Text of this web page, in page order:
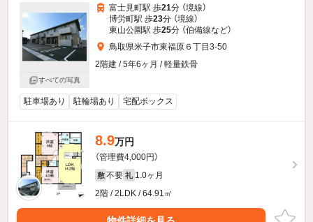
すべての写真
富士見町駅 歩21分 （境線）
博労町駅 歩23分 （境線）
東山公園駅 歩25分 （伯備線など）
鳥取県米子市東福原６丁目3-50
2階建 / 5年6ヶ月 / 軽量鉄骨
駐車場あり 駐輪場あり 宅配ボックス
8.9万円
（管理費4,000円）
敷 不要 礼 1.0ヶ月
2階 / 2LDK / 64.91㎡